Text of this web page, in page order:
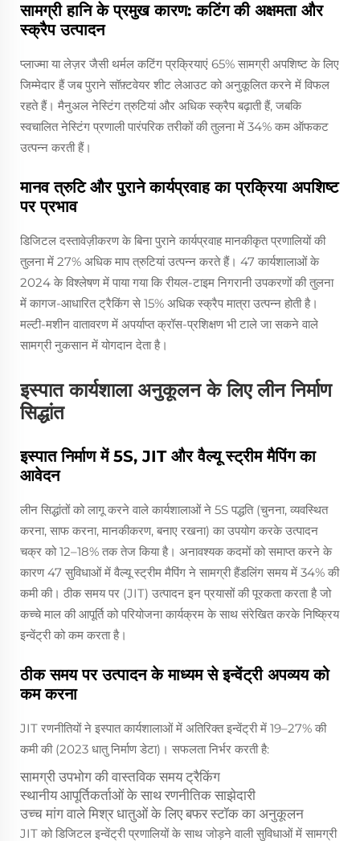
सामग्री हानि के प्रमुख कारण: कटिंग की अक्षमता और
स्क्रैप उत्पादन
प्लाज्मा या लेज़र जैसी थर्मल कटिंग प्रक्रियाएं 65% सामग्री अपशिष्ट के लिए
जिम्मेदार हैं जब पुराने सॉफ़्टवेयर शीट लेआउट को अनुकूलित करने में विफल
रहते हैं। मैनुअल नेस्टिंग त्रुटियां और अधिक स्क्रैप बढ़ाती हैं, जबकि
स्वचालित नेस्टिंग प्रणाली पारंपरिक तरीकों की तुलना में 34% कम ऑफकट
उत्पन्न करती हैं।
मानव त्रुटि और पुराने कार्यप्रवाह का प्रक्रिया अपशिष्ट
पर प्रभाव
डिजिटल दस्तावेज़ीकरण के बिना पुराने कार्यप्रवाह मानकीकृत प्रणालियों की
तुलना में 27% अधिक माप त्रुटियां उत्पन्न करते हैं। 47 कार्यशालाओं के
2024 के विश्लेषण में पाया गया कि रीयल-टाइम निगरानी उपकरणों की तुलना
में कागज-आधारित ट्रैकिंग से 15% अधिक स्क्रैप मात्रा उत्पन्न होती है।
मल्टी-मशीन वातावरण में अपर्याप्त क्रॉस-प्रशिक्षण भी टाले जा सकने वाले
सामग्री नुकसान में योगदान देता है।
इस्पात कार्यशाला अनुकूलन के लिए लीन निर्माण
सिद्धांत
इस्पात निर्माण में 5S, JIT और वैल्यू स्ट्रीम मैपिंग का
आवेदन
लीन सिद्धांतों को लागू करने वाले कार्यशालाओं ने 5S पद्धति (चुनना, व्यवस्थित
करना, साफ करना, मानकीकरण, बनाए रखना) का उपयोग करके उत्पादन
चक्र को 12–18% तक तेज किया है। अनावश्यक कदमों को समाप्त करने के
कारण 47 सुविधाओं में वैल्यू स्ट्रीम मैपिंग ने सामग्री हैंडलिंग समय में 34% की
कमी की। ठीक समय पर (JIT) उत्पादन इन प्रयासों की पूरकता करता है जो
कच्चे माल की आपूर्ति को परियोजना कार्यक्रम के साथ संरेखित करके निष्क्रिय
इन्वेंट्री को कम करता है।
ठीक समय पर उत्पादन के माध्यम से इन्वेंट्री अपव्यय को
कम करना
JIT रणनीतियों ने इस्पात कार्यशालाओं में अतिरिक्त इन्वेंट्री में 19–27% की
कमी की (2023 धातु निर्माण डेटा)। सफलता निर्भर करती है:
सामग्री उपभोग की वास्तविक समय ट्रैकिंग
स्थानीय आपूर्तिकर्ताओं के साथ रणनीतिक साझेदारी
उच्च मांग वाले मिश्र धातुओं के लिए बफर स्टॉक का अनुकूलन
JIT को डिजिटल इन्वेंट्री प्रणालियों के साथ जोड़ने वाली सुविधाओं में सामग्री